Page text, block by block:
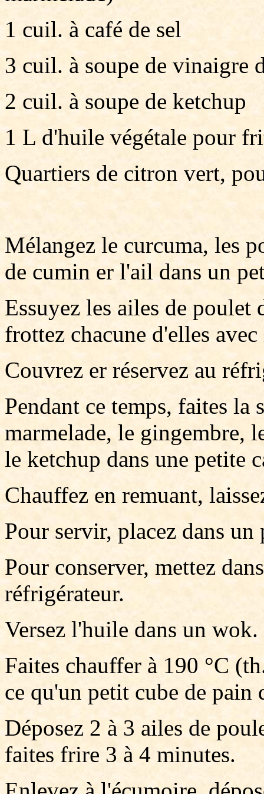
1 cuil. à café de sel
3 cuil. à soupe de vinaigre
2 cuil. à soupe de ketchup
1 L d'huile végétale pour
Quartiers de citron vert,
Mélangez le curcuma, les
de cumin er l'ail dans un
Essuyez les ailes de poulet
frottez chacune d'elles
Couvrez er réservez au
Pendant ce temps, faites la
marmelade, le gingembre,
le ketchup dans une petite
Chauffez en remuant,
Pour servir, placez dans
Pour conserver, mettez
réfrigérateur.
Versez l'huile dans un wok.
Faites chauffer à 190 °C
ce qu'un petit cube de pain
Déposez 2 à 3 ailes de
faites frire 3 à 4 minutes.